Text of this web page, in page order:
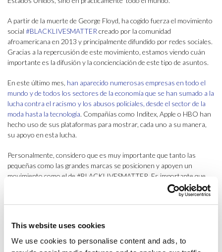
This website uses cookies
We use cookies to personalise content and ads, to
A partir de la muerte de George Floyd, ha cogido fuerza el movimiento
social #BLACKLIVESMATTER creado por la comunidad
afroamericana en 2013 y principalmente difundido por redes sociales.
Gracias a la repercusión de este movimiento, estamos viendo cuán
importante es la difusión y la concienciación de este tipo de asuntos.
En este último mes, han aparecido numerosas empresas en todo el
mundo y de todos los sectores de la economía que se han sumado a la
lucha contra el racismo y los abusos policiales, desde el sector de la
moda hasta la tecnología. Compañías como Inditex, Apple o HBO han
hecho uso de sus plataformas para mostrar, cada uno a su manera,
su apoyo en esta lucha.
Personalmente, considero que es muy importante que tanto las
pequeñas como las grandes marcas se posicionen y apoyen un
movimiento como el de #BLACKLIVESMATTER. Es importante que
las marcas sean socialmente responsables, ya que de esta manera
ejercen su influencia y su poder para hacer de este mundo un lugar
más justo e igualitario. A simple vista, este apoyo puede parecer
divulgación y la concienciación de este problema que es de todos.
El silencio de algunas empresas se ha traducido, de manera directa o